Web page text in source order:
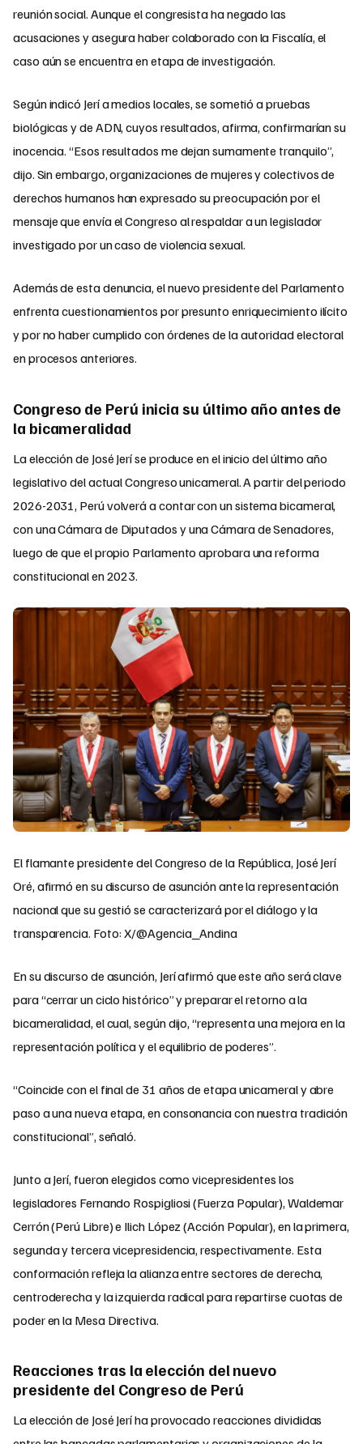
reunión social. Aunque el congresista ha negado las
acusaciones y asegura haber colaborado con la Fiscalía, el
caso aún se encuentra en etapa de investigación.
Según indicó Jerí a medios locales, se sometió a pruebas
biológicas y de ADN, cuyos resultados, afirma, confirmarían su
inocencia. “Esos resultados me dejan sumamente tranquilo”,
dijo. Sin embargo, organizaciones de mujeres y colectivos de
derechos humanos han expresado su preocupación por el
mensaje que envía el Congreso al respaldar a un legislador
investigado por un caso de violencia sexual.
Además de esta denuncia, el nuevo presidente del Parlamento
enfrenta cuestionamientos por presunto enriquecimiento ilícito
y por no haber cumplido con órdenes de la autoridad electoral
en procesos anteriores.
Congreso de Perú inicia su último año antes de
la bicameralidad
La elección de José Jerí se produce en el inicio del último año
legislativo del actual Congreso unicameral. A partir del periodo
2026-2031, Perú volverá a contar con un sistema bicameral,
con una Cámara de Diputados y una Cámara de Senadores,
luego de que el propio Parlamento aprobara una reforma
constitucional en 2023.
El flamante presidente del Congreso de la República, José Jerí
Oré, afirmó en su discurso de asunción ante la representación
nacional que su gestió se caracterizará por el diálogo y la
transparencia. Foto: X/@Agencia_Andina
En su discurso de asunción, Jerí afirmó que este año será clave
para “cerrar un ciclo histórico” y preparar el retorno a la
bicameralidad, el cual, según dijo, “representa una mejora en la
representación política y el equilibrio de poderes”.
“Coincide con el final de 31 años de etapa unicameral y abre
paso a una nueva etapa, en consonancia con nuestra tradición
constitucional”, señaló.
Junto a Jerí, fueron elegidos como vicepresidentes los
legisladores Fernando Rospigliosi (Fuerza Popular), Waldemar
Cerrón (Perú Libre) e Ilich López (Acción Popular), en la primera,
segunda y tercera vicepresidencia, respectivamente. Esta
conformación refleja la alianza entre sectores de derecha,
centroderecha y la izquierda radical para repartirse cuotas de
poder en la Mesa Directiva.
Reacciones tras la elección del nuevo
presidente del Congreso de Perú
La elección de José Jerí ha provocado reacciones divididas